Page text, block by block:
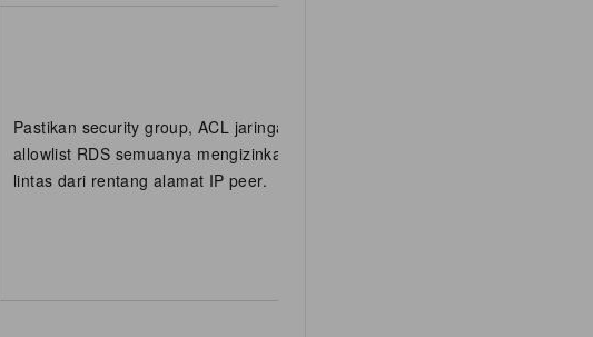
Pastikan security group, ACL jaringan, dan
allowlist RDS semuanya mengizinkan lalu
lintas dari rentang alamat IP peer.